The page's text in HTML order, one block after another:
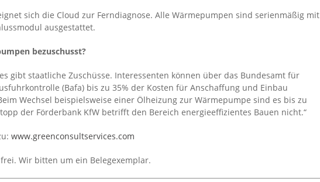
sich die Cloud zur Ferndiagnose. Alle Wärmepumpen sind serienmäßig mit
ausgestattet.
bezuschusst?
es gibt staatliche Zuschüsse. Interessenten können über das Bundesamt für
(Bafa) bis zu 35% der Kosten für Anschaffung und Einbau
Wechsel beispielsweise einer Ölheizung zur Wärmepumpe sind es bis zu
der Förderbank KfW betrifft den Bereich energieeffizientes Bauen nicht.“
www.greenconsultservices.com
Wir bitten um ein Belegexemplar.